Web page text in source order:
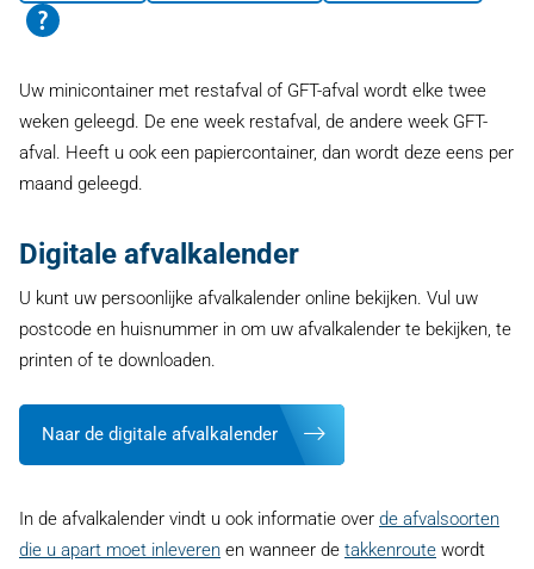
Uw minicontainer met restafval of GFT-afval wordt elke twee
weken geleegd. De ene week restafval, de andere week GFT-
afval. Heeft u ook een papiercontainer, dan wordt deze eens per
maand geleegd.
Digitale afvalkalender
U kunt uw persoonlijke afvalkalender online bekijken. Vul uw
postcode en huisnummer in om uw afvalkalender te bekijken, te
printen of te downloaden.
Naar de digitale afvalkalender
In de afvalkalender vindt u ook informatie over de afvalsoorten
die u apart moet inleveren en wanneer de takkenroute wordt